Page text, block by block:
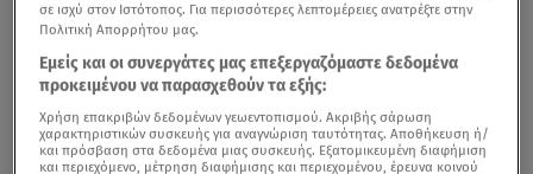
σε ισχύ στον Ιστότοπος. Για περισσότερες λεπτομέρειες ανατρέξτε στην
Πολιτική Απορρήτου μας.
Εμείς και οι συνεργάτες μας επεξεργαζόμαστε δεδομένα
προκειμένου να παρασχεθούν τα εξής:
Χρήση επακριβών δεδομένων γεωεντοπισμού. Ακριβής σάρωση
χαρακτηριστικών συσκευής για αναγνώριση ταυτότητας. Αποθήκευση ή/
και πρόσβαση στα δεδομένα μιας συσκευής. Εξατομικευμένη διαφήμιση
και περιεχόμενο, μέτρηση διαφήμισης και περιεχομένου, έρευνα κοινού